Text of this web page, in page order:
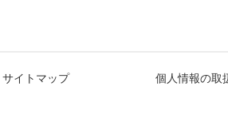
いざ！にっぽん旅九州キャンペーン
サイトマップ 個人情報の取